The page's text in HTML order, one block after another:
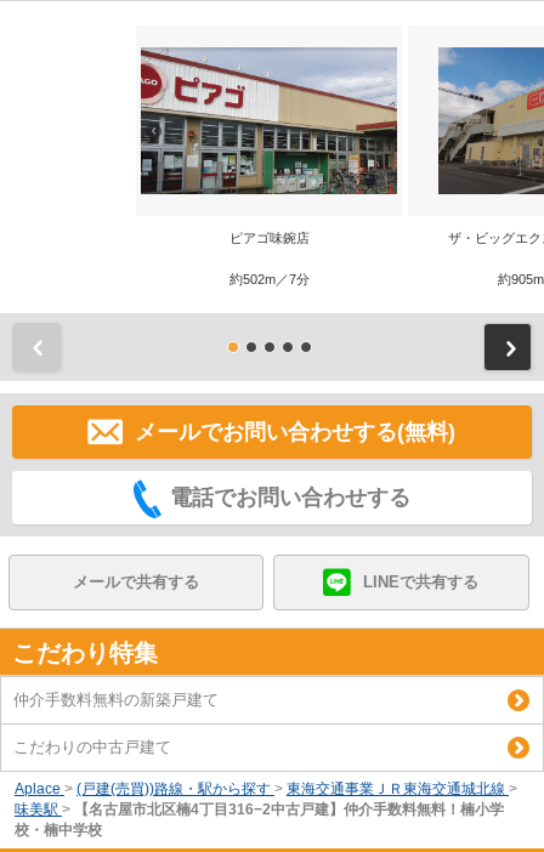
ピアゴ味鋺店
約502m／7分
ザ・ビッグエ
約
メールでお問い合わせする(無料)
電話でお問い合わせする
メールで共有する LINEで共有する
こだわり特集
仲介手数料無料の新築戸建て
こだわりの中古戸建て
Aplace > (戸建(売買))路線・駅から探す > 東海交通事業ＪＲ東海交通城北線 >
味美駅 >
【名古屋市北区楠4丁目316−2中古戸建】仲介手数料無料！楠小学
校・楠中学校